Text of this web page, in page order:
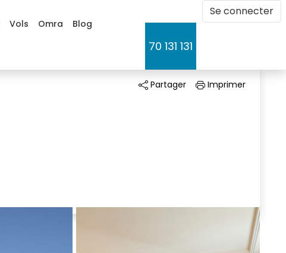
Vols Omra
Blog
Se connecter
70 131 131
Partager Imprimer